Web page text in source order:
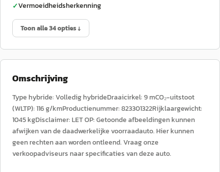
✓Vermoeidheidsherkenning
Toon alle 34 opties ↓
Omschrijving
Type hybride: Volledig hybrideDraaicirkel: 9 mCO₂-uitstoot
(WLTP): 116 g/kmProductienummer: 823301322Rijklaargewicht:
1045 kgDisclaimer: LET OP: Getoonde afbeeldingen kunnen
afwijken van de daadwerkelijke voorraadauto. Hier kunnen
geen rechten aan worden ontleend. Vraag onze
verkoopadviseurs naar specificaties van deze auto.